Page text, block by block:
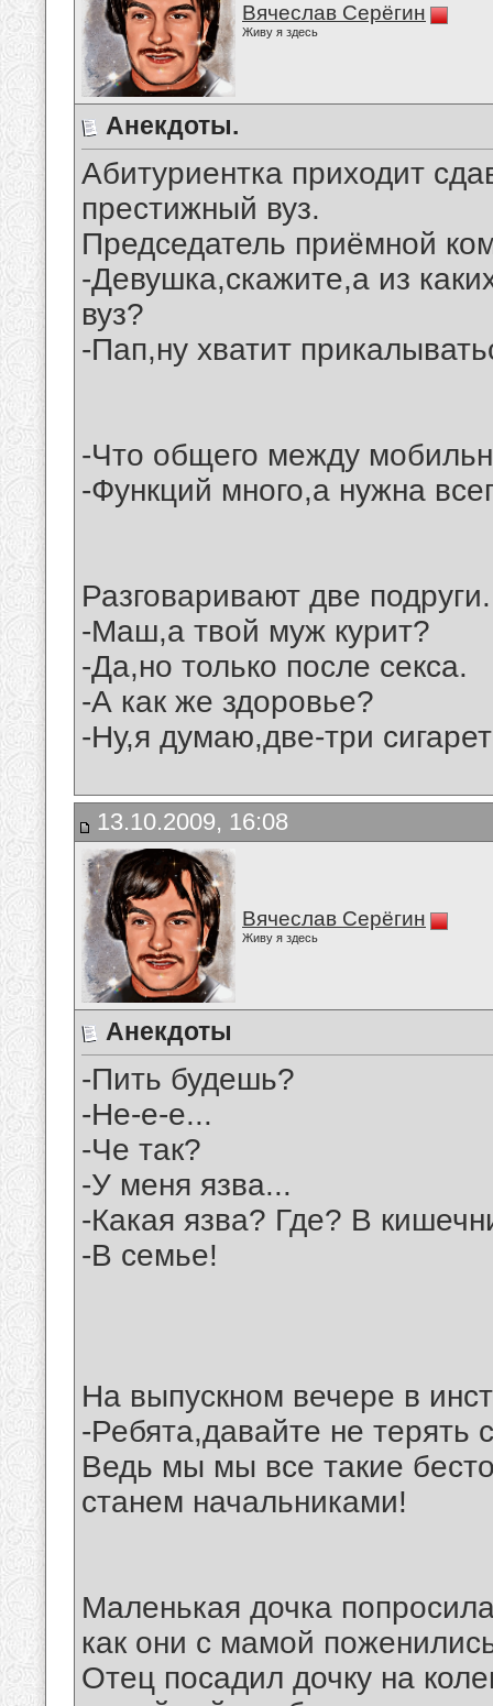
Вячеслав Серёгин
Живу я здесь
Анекдоты.
Абитуриентка приходит
престижный вуз.
Председатель приёмной
-Девушка,скажите,а из
вуз?
-Пап,ну хватит
-Что общего между
-Функций много,а нужна
Разговаривают две подруги.
-Маш,а твой муж курит?
-Да,но только после секса.
-А как же здоровье?
-Ну,я думаю,две-три
13.10.2009, 16:08
Вячеслав Серёгин
Живу я здесь
Анекдоты
-Пить будешь?
-Не-е-е...
-Че так?
-У меня язва...
-Какая язва? Где? В
-В семье!
На выпускном вечере в
-Ребята,давайте не терять
Ведь мы мы все такие
станем начальниками!
Маленькая дочка
как они с мамой
Отец посадил дочку на